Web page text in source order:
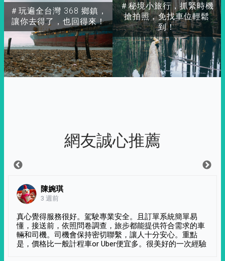
＃玩遍全台灣 368 鄉鎮，
讓你去得了，也回得來！
＃秘境小旅行，抓緊時機
搶拍照，免找車位輕鬆
到！
網友誠心推薦
陳婉琪
3 週前
真心覺得服務很好。駕駛專業安全。且訂單系統簡單易
懂，接送前，依照問卷調查，旅步都能提供符合需求的車
輛和司機。司機會保持密切聯繫，讓人十分安心。重點
是，價格比一般計程車or Uber便宜多。很美好的一次經驗